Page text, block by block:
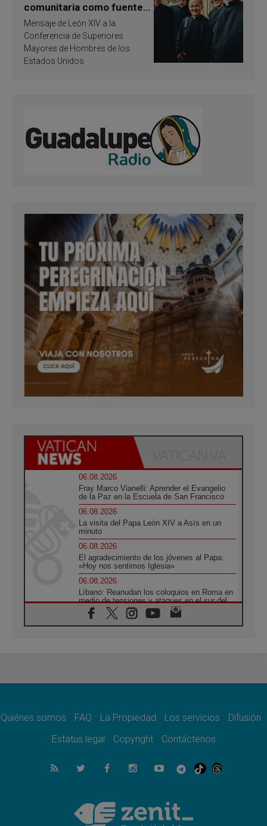
comunitaria como fuente
de inspiración y
santificación
Mensaje de León XIV a la
Conferencia de Superiores
Mayores de Hombres de los
Estados Unidos
06.08.2026
Fray Marco Vianelli: Aprender el Evangelio
de la Paz en la Escuela de San Francisco
06.08.2026
La visita del Papa León XIV a Asís en un
minuto
06.08.2026
El agradecimiento de los jóvenes al Papa:
«Hoy nos sentimos Iglesia»
06.08.2026
Líbano: Reanudan los coloquios en Roma en
medio de tensiones y ataques en el sur del
país
06.08.2026
noticia para todo el Uruguay
León XIV: La revolución del Evangelio
06.08.2026
La Iglesia en Ceuta: caridad y esperanza
La visita del Papa a Perú será un tiempo de
gracia reconciliación y esperanza
Quiénes somos FAQ La Propiedad Los servicios
Difusión
Estatus legal
Copyright Contáctenos